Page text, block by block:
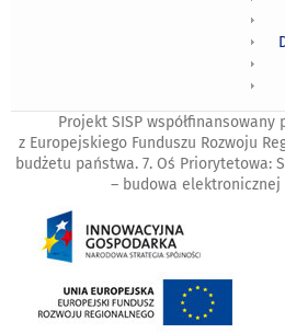
Projekt SISP współfinansowany
z Europejskiego Funduszu Rozwoju
budżetu państwa. 7. Oś Priorytetowa:
– budowa